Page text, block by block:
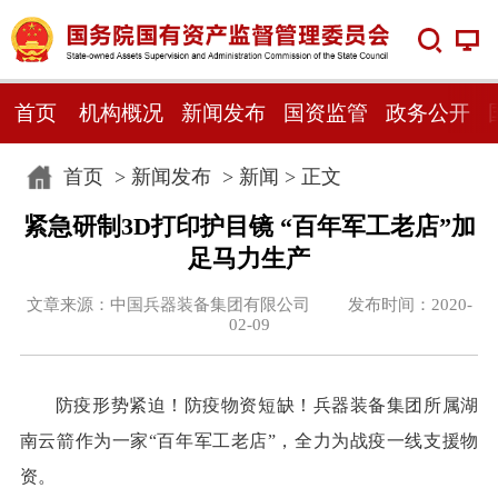
首页 机构概况 新闻发布 国资监管 政务公开
首页> 新闻发布> 新闻 > 正文
紧急研制3D打印护目镜 “百年军工老店”加
足马力生产
文章来源：中国兵器装备集团有限公司 发布时间：2020-
02-09
防疫形势紧迫！防疫物资短缺！兵器装备集团所属湖
南云箭作为一家“百年军工老店”，全力为战疫一线支援物
资。